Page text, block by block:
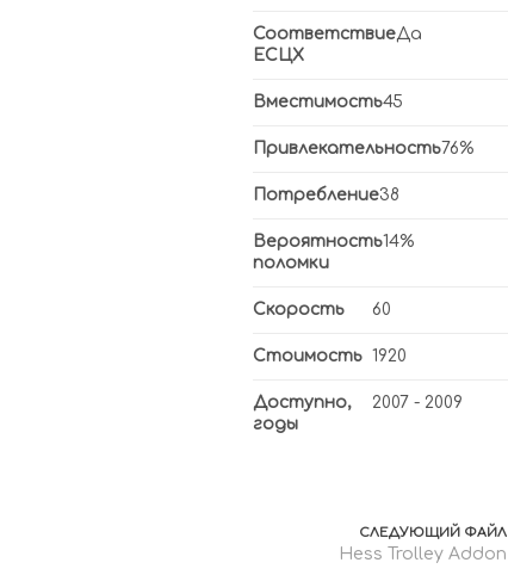
Соответствие
ЕСЦХ
Да
Вместимость45
Привлекательность76%
Потребление38
Вероятность
поломки
14%
Скорость 60
Стоимость 1920
Доступно,
годы
2007 - 2009
СЛЕДУЮЩИЙ ФАЙЛ
Hess Trolley Addon